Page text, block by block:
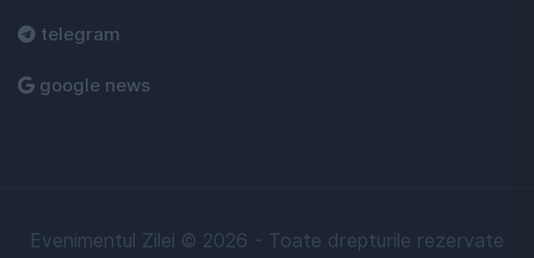
telegram
google news
Evenimentul Zilei © 2026 - Toate drepturile rezervate